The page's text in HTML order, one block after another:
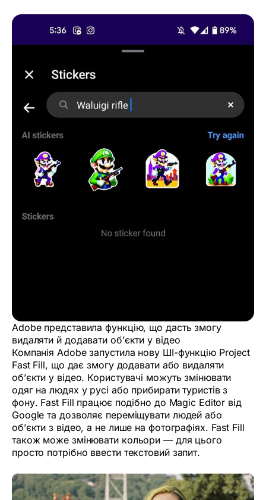
Adobe представила функцію, що дасть змогу
видаляти й додавати об’єкти у відео
Компанія Adobe запустила нову ШІ-функцію Project
Fast Fill, що дає змогу додавати або видаляти
об’єкти у відео. Користувачі можуть змінювати
одяг на людях у русі або прибирати туристів з
фону. Fast Fill працює подібно до Magic Editor від
Google та дозволяє переміщувати людей або
об’єкти з відео, а не лише на фотографіях. Fast Fill
також може змінювати кольори — для цього
просто потрібно ввести текстовий запит.